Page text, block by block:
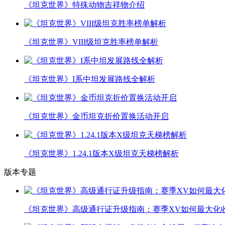
《坦克世界》特殊动物吉祥物介绍
《坦克世界》VIII级坦克胜率榜单解析
《坦克世界》I系中坦发展路线全解析
《坦克世界》金币坦克折价置换活动开启
《坦克世界》1.24.1版本X级坦克天梯榜解析
版本专题
《坦克世界》高级通行证升级指南：赛季XV如何最大化